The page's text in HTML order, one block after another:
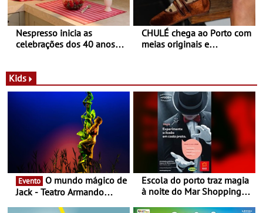
Nespresso inicia as
celebrações dos 40 anos
Novas - Edição limitada
Nespresso x Torres Novas
CHULÉ chega ao Porto com
meias originais e
Shopping
Kids
Evento
Jack - Teatro Armando
Escola do porto traz magia
à noite do Mar Shopping